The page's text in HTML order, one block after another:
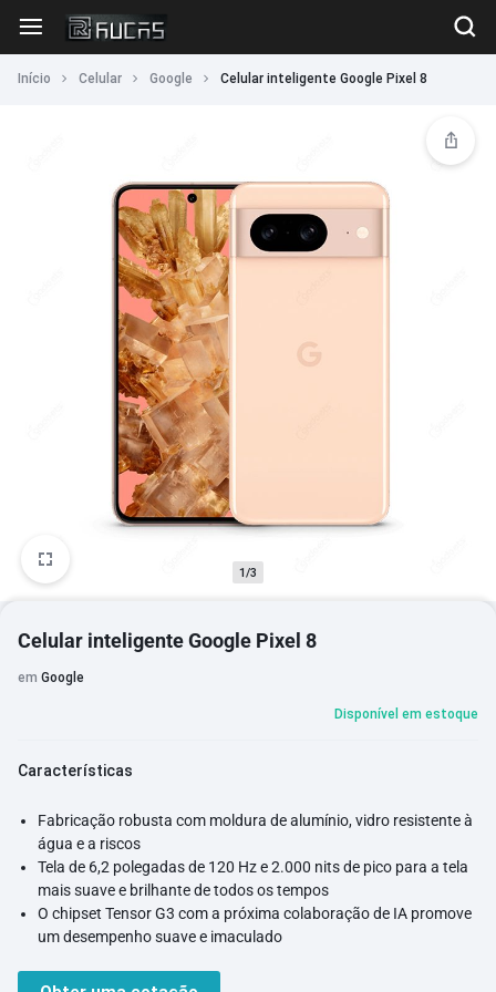
Início Celular Google Celular inteligente Google Pixel 8
1/3
Celular inteligente Google Pixel 8
em Google
Disponível em estoque
Características
Fabricação robusta com moldura de alumínio, vidro resistente à
água e a riscos
Tela de 6,2 polegadas de 120 Hz e 2.000 nits de pico para a tela
mais suave e brilhante de todos os tempos
O chipset Tensor G3 com a próxima colaboração de IA promove
um desempenho suave e imaculado
ou manter sua navegação segura